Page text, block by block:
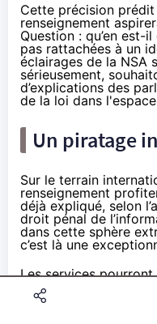
Cette précision
renseignement
Question : qu’en est-
pas rattachées à un
éclairages de la NSA
sérieusement,
d’explications des
de la loi dans
Un piratage
Sur le terrain
renseignement
déjà expliqué, selon
droit pénal de
dans cette sphère
c’est là une
Les services
copier, enregistrer
qu’on reste vissé à